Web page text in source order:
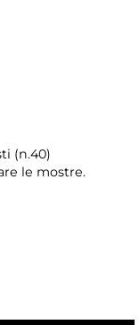
(n.40)
le mostre.